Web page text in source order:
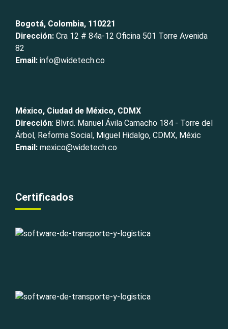
Bogotá, Colombia, 110221
Dirección: Cra 12 # 84a-12 Oficina 501 Torre Avenida
82
Email: info@widetech.co
México, Ciudad de México, CDMX
Dirección: Blvrd. Manuel Ávila Camacho 184 - Torre del
Árbol, Reforma Social, Miguel Hidalgo, CDMX, Méxic
Email: mexico@widetech.co
Certificados